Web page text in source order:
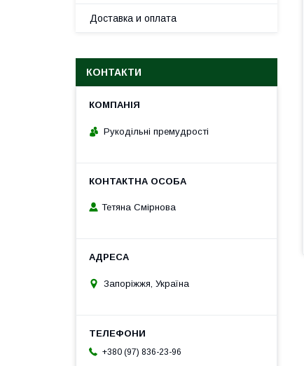
Доставка и оплата
КОНТАКТИ
Рукодільні премудрості
Тетяна Смірнова
Запоріжжя, Україна
+380 (97) 836-23-96